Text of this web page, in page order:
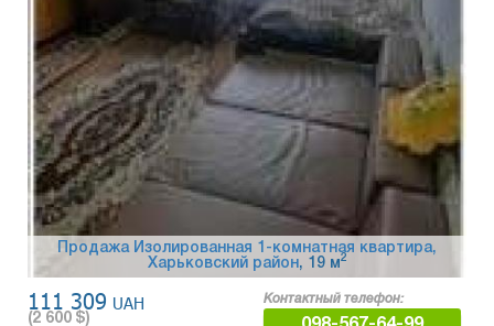
Продажа Изолированная 1-комнатная квартира,
Харьковский район, 19 м2
111 309 UAH
(2 600 $)
Контактный телефон: